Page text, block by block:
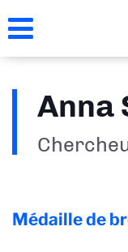
au
Anna
Médaille de